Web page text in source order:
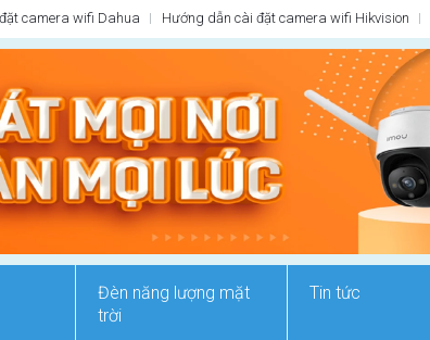
camera wifi Dahua Hướng dẫn cài đặt camera wifi Hikvision
Đèn năng lượng mặt
trời
Tin tức